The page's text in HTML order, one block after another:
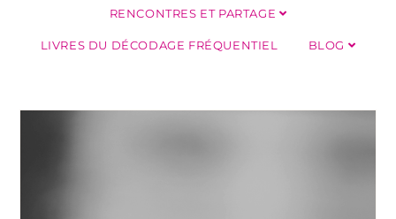
RENCONTRES ET PARTAGE
LIVRES DU DÉCODAGE FRÉQUENTIEL BLOG